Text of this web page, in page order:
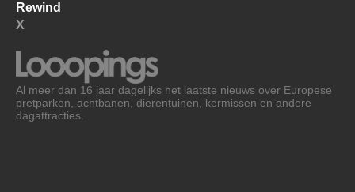
Rewind
X
Al meer dan 16 jaar dagelijks het laatste nieuws over Europese
pretparken, achtbanen, dierentuinen, kermissen en andere
dagattracties.